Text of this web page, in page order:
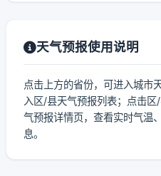
天气预报使用说明
点击上方的省份，可进入城市
入区/县天气预报列表；点击
气预报详情页，查看实时气温
息。